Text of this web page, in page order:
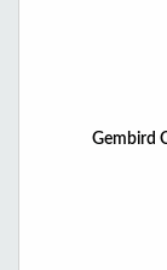
Gembird